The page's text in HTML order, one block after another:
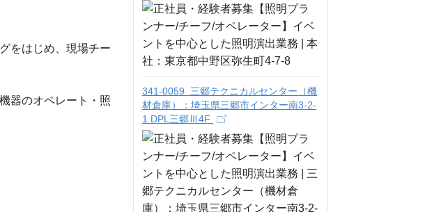
をはじめ、現場チー
器のオペレート・照
341-0059 三郷テクニカルセンター（機
材倉庫）：埼玉県三郷市インター南3-2-
1 DPL三郷Ⅲ4F